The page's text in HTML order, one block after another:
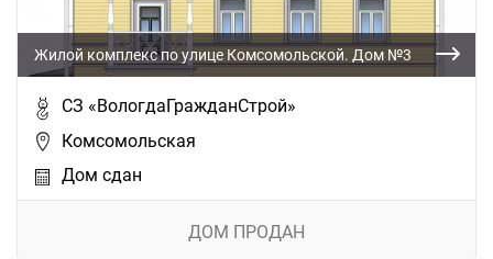
Жилой комплекс по улице Комсомольской. Дом №3
СЗ «ВологдаГражданСтрой»
Комсомольская
Дом сдан
ДОМ ПРОДАН